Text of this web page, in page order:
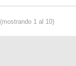
(mostrando 1 al 10)